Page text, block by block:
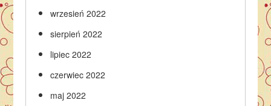
wrzesień 2022
sierpień 2022
lipiec 2022
czerwiec 2022
maj 2022